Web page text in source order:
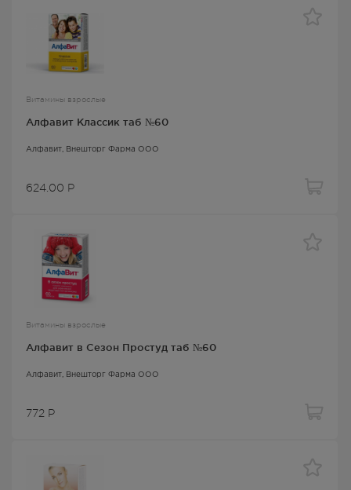
Витамины взрослые
Алфавит Классик таб №60
Алфавит, Внешторг Фарма ООО
624.00 Р
Витамины взрослые
Алфавит в Сезон Простуд таб №60
Алфавит, Внешторг Фарма ООО
772 Р